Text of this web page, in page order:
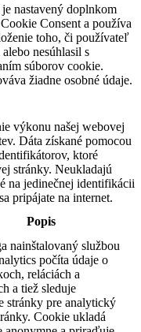
nastavený doplnkom
Consent a používa
toho, či používateľ
nesúhlasil s
súborov cookie.
žiadne osobné údaje.
výkonu našej webovej
Dáta získané pomocou
ktoré
stránky. Neukladajú
na jedinečnej identifikácii
pripájate na internet.
Popis
nainštalovaný službou
počíta údaje o
reláciách a
a tiež sleduje
stránky pre analytický
Cookie ukladá